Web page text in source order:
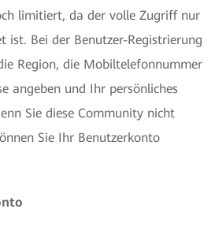
limitiert, da der volle Zugriff nur
ist. Bei der Benutzer-Registrierung
Region, die Mobiltelefonnummer
angeben und Ihr persönliches
Sie diese Community nicht
Sie Ihr Benutzerkonto